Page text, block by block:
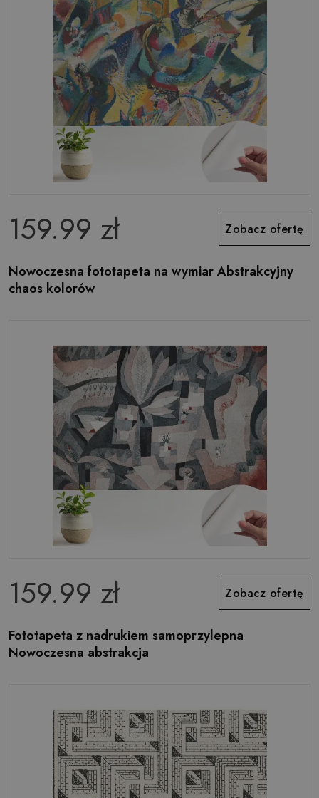
159.99 zł Zobacz ofertę
Nowoczesna fototapeta na wymiar Abstrakcyjny
chaos kolorów
159.99 zł Zobacz ofertę
Fototapeta z nadrukiem samoprzylepna
Nowoczesna abstrakcja